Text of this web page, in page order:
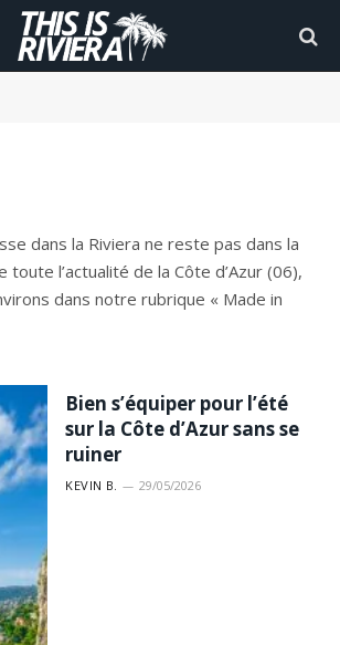
dans la Riviera ne reste pas dans la
toute l’actualité de la Côte d’Azur (06),
dans notre rubrique « Made in
Bien s’équiper pour l’été
sur la Côte d’Azur sans se
ruiner
KEVIN B. 29/05/2026